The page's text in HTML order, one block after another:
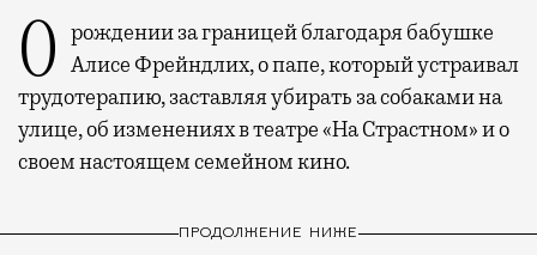
О рождении за границей благодаря бабушке Алисе Фрейндлих, о папе, который устраивал
трудотерапию, заставляя убирать за собаками на
улице, об изменениях в театре «На Страстном» и о
своем настоящем семейном кино.
ПРОДОЛЖЕНИЕ НИЖЕ